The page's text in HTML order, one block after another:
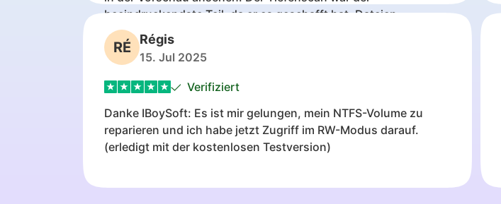
beeindruckendste Teil, da er es geschafft hat, Dateien
zurückzubringen, von denen ich dachte, dass sie für immer
verloren wären. Wenn jemand dasselbe Problem hat, würde ich
sagen, keine Panik und zuerst ein Wiederherstellungstool
ausprobieren, bevor man die Festplatte aufgibt.
RÉ Régis
15. Jul 2025
Verifiziert
Danke IBoySoft: Es ist mir gelungen, mein NTFS-Volume zu
reparieren und ich habe jetzt Zugriff im RW-Modus darauf.
(erledigt mit der kostenlosen Testversion)